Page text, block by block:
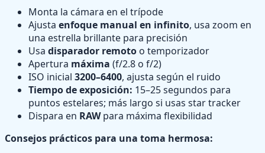
Monta la cámara en el trípode
Ajusta enfoque manual en infinito, usa zoom en
una estrella brillante para precisión
Usa disparador remoto o temporizador
Apertura máxima (f/2.8 o f/2)
ISO inicial 3200–6400, ajusta según el ruido
Tiempo de exposición: 15–25 segundos para
puntos estelares; más largo si usas star tracker
Dispara en RAWpara máxima flexibilidad
Consejos prácticos para una toma hermosa: